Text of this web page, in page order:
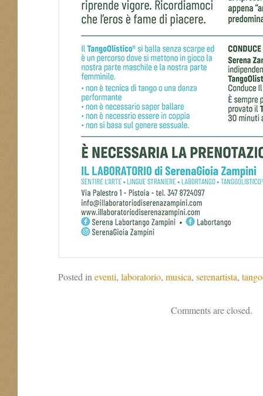
Posted in eventi, laboratorio, musica, serenartista,
Comments are closed.